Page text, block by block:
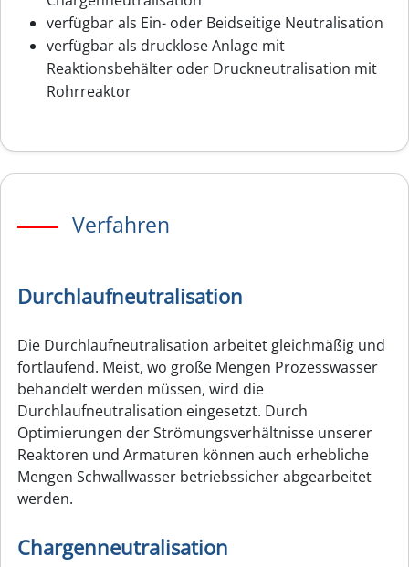
verfügbar als Ein- oder Beidseitige Neutralisation
verfügbar als drucklose Anlage mit
Reaktionsbehälter oder Druckneutralisation mit
Rohrreaktor
Verfahren
Durchlaufneutralisation
Die Durchlaufneutralisation arbeitet gleichmäßig und
fortlaufend. Meist, wo große Mengen Prozesswasser
behandelt werden müssen, wird die
Durchlaufneutralisation eingesetzt. Durch
Optimierungen der Strömungsverhältnisse unserer
Reaktoren und Armaturen können auch erhebliche
Mengen Schwallwasser betriebssicher abgearbeitet
werden.
Chargenneutralisation